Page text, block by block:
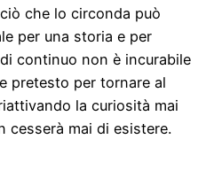
che lo circonda può
per una storia e per
continuo non è incurabile
pretesto per tornare al
la curiosità mai
cesserà mai di esistere.